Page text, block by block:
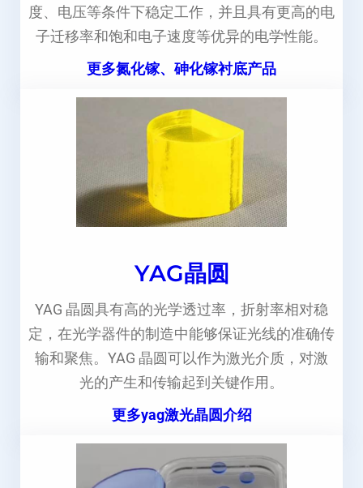
度、电压等条件下稳定工作，并且具有更高的电
子迁移率和饱和电子速度等优异的电学性能。
更多氮化镓、砷化镓衬底产品
YAG晶圆
YAG 晶圆具有高的光学透过率，折射率相对稳
定，在光学器件的制造中能够保证光线的准确传
输和聚焦。YAG 晶圆可以作为激光介质，对激
光的产生和传输起到关键作用。
更多yag激光晶圆介绍